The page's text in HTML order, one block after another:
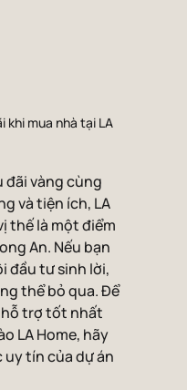
khi mua nhà tại LA
đãi vàng cùng
và tiện ích, LA
thế là một điểm
An. Nếu bạn
đầu tư sinh lời,
thể bỏ qua. Để
hỗ trợ tốt nhất
LA Home, hãy
uy tín của dự án